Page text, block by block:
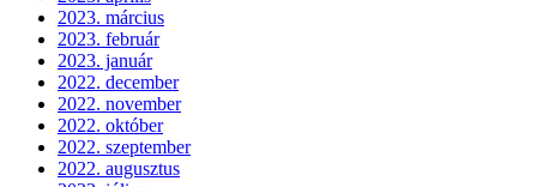
2023. március
2023. február
2023. január
2022. december
2022. november
2022. október
2022. szeptember
2022. augusztus